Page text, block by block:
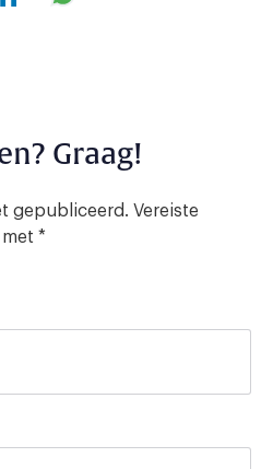
Graag!
gepubliceerd. Vereiste
*